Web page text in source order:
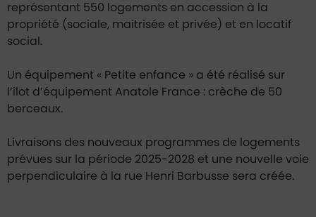
représentant 550 logements en accession à la
propriété (sociale, maitrisée et privée) et en locatif
social.
Un équipement « Petite enfance » a été réalisé sur
l’îlot d’équipement Anatole France : crèche de 50
berceaux.
Livraisons des nouveaux programmes de logements
prévues sur la période 2025-2028 et une nouvelle voie
perpendiculaire à la rue Henri Barbusse sera créée.